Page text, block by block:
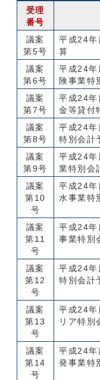
受理
番号
議案
第5号
平成24年
算
議案
第6号
平成24年
険事業特
議案
第7号
平成24年
金等貸付
議案
第8号
平成24年
特別会計
議案
第9号
平成24年
業特別会
議案
第10
号
平成24年
水事業特
議案
第11
号
平成24年
事業特別
議案
第12
号
平成24年
特別会計
議案
第13
号
平成24年
リア特別
議案
第14
号
平成24年
発事業特